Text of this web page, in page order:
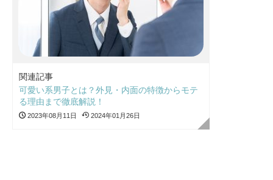
関連記事
可愛い系男子とは？外見・内面の特徴からモテ
る理由まで徹底解説！
2023年08月11日 2024年01月26日